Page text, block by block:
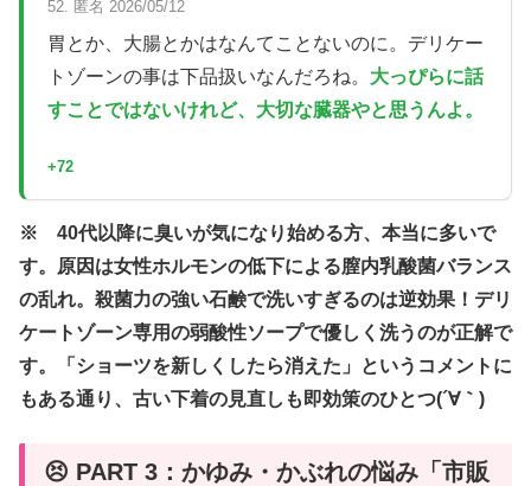
52. 匿名 2026/05/12
胃とか、大腸とかはなんてことないのに。デリケー
トゾーンの事は下品扱いなんだろね。 大っぴらに話
すことではないけれど、大切な臓器やと思うんよ。
+72
※ 40代以降に臭いが気になり始める方、本当に多いで
す。原因は女性ホルモンの低下による膣内乳酸菌バランス
の乱れ。殺菌力の強い石鹸で洗いすぎるのは逆効果！デリ
ケートゾーン専用の弱酸性ソープで優しく洗うのが正解で
す。「ショーツを新しくしたら消えた」というコメントに
もある通り、古い下着の見直しも即効策のひとつ(´∀｀)
😣 PART 3：かゆみ・かぶれの悩み「市販